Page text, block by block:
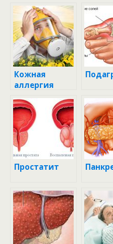
Кожная
аллергия
Простатит